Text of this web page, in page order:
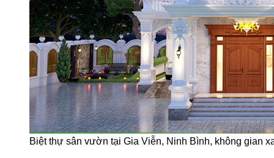
Biệt thự sân vườn tại Gia Viễn, Ninh Bình, không gian